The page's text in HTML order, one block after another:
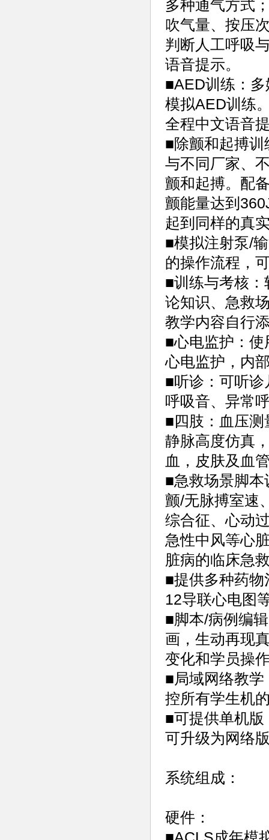
多种通气方式
吹气量、按压
判断人工呼吸
语音提示。
■AED训练：
模拟AED训练
全程中文语音
■除颤和起搏
与不同厂家、
颤和起搏。配
颤能量达到
起到同样的真
■模拟注射泵/
的操作流程，
■训练与考核
论知识、急救
教学内容自行
■心电监护：
心电监护，内
■听诊：可听
呼吸音、异常
■四肢：血压
静脉高度仿真
血，皮肤及血
■急救场景脚
颤/无脉搏室速
综合征、心动
急性中风等心
脏病的临床急
■提供多种药
12导联心电图
■脚本/病例编
画，生动再现
变化和学员操
■局域网络教
控所有学生机
■可提供单机
可升级为网络
系统组成：
硬件：